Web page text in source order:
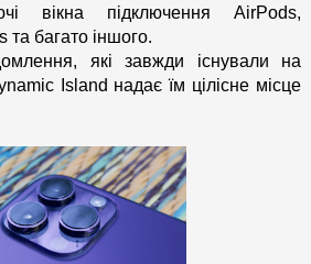
вікна підключення AirPods,
багато іншого.
які завжди існували на
Island надає їм цілісне місце